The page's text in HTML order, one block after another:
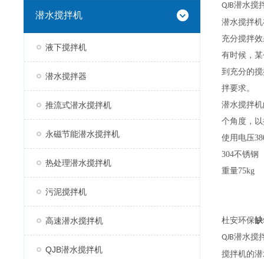
潜水搅拌机
液下搅拌机
潜水搅拌器
推流式潜水搅拌机
永磁节能潜水搅拌机
热处理潜水搅拌机
污泥搅拌机
高速潜水搅拌机
QJB潜水搅拌机
QJB潜水搅
潜水搅拌
充分搅拌
有时候，
到充分的
拌要求。
潜水搅拌
个角度，
使用电压
304不锈钢
重量75kg
杜安环保
QJB潜水搅
搅拌机的